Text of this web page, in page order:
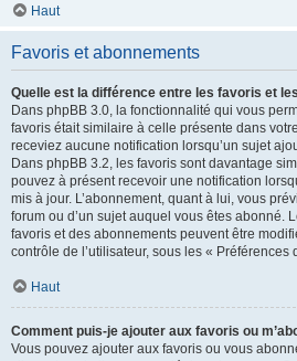
Haut
Favoris et abonnements
Quelle est la différence entre les favoris et
Dans phpBB 3.0, la fonctionnalité qui vous
favoris était similaire à celle présente dans
receviez aucune notification lorsqu’un sujet
Dans phpBB 3.2, les favoris sont davantage
pouvez à présent recevoir une notification
mis à jour. L’abonnement, quant à lui, vous
forum ou d’un sujet auquel vous êtes abonné.
favoris et des abonnements peuvent être
contrôle de l’utilisateur, sous les « Préférences
Haut
Comment puis-je ajouter aux favoris ou
Vous pouvez ajouter aux favoris ou vous